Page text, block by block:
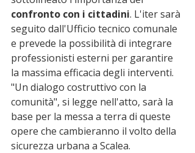
confronto con i cittadini. L'iter sarà
seguito dall'Ufficio tecnico comunale
e prevede la possibilità di integrare
professionisti esterni per garantire
la massima efficacia degli interventi.
"Un dialogo costruttivo con la
comunità", si legge nell'atto, sarà la
base per la messa a terra di queste
opere che cambieranno il volto della
sicurezza urbana a Scalea.